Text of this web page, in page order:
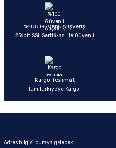
Ürün açıklamasında eksik bilgiler
Ürün bilgilerinde hatalar bulunuyor.
Ürün fiyatı diğer sitelerden daha
%100 Güvenli Alışveriş
256bit SSL Sertifikası ile Güvenli
Kargo Teslimat
Tüm Türkiye’ye Kargo!
Adres bilgisi buraya gelecek.